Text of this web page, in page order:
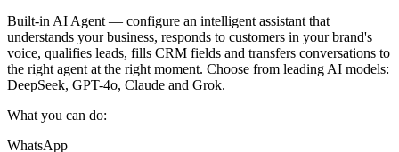
Built-in AI Agent — configure an intelligent assistant that
understands your business, responds to customers in your brand's
voice, qualifies leads, fills CRM fields and transfers conversations to
the right agent at the right moment. Choose from leading AI models:
DeepSeek, GPT-4o, Claude and Grok.
What you can do:
WhatsApp